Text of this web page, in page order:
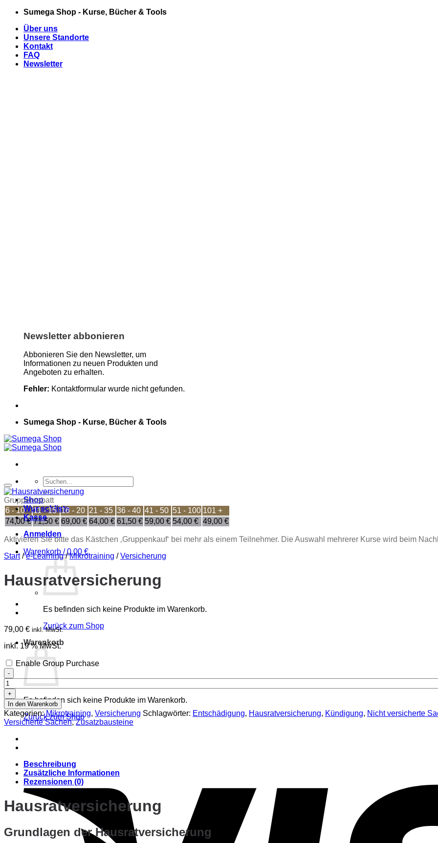
Zum
springen
Sumega Shop - Kurse, Bücher & Tools
Über uns
Unsere Standorte
Kontakt
FAQ
Newsletter
Newsletter abbonieren
Abbonieren Sie den Newsletter, um
Informationen zu neuen Produkten und
Angeboten zu erhalten.
Fehler: Kontaktformular wurde nicht gefunden.
Sumega Shop - Kurse, Bücher & Tools
Suchen
nach:
Shop
Wunschliste
Kasse
Anmelden
Warenkorb /0,00 €
Es befinden sich keine Produkte im Warenkorb.
Zurück zum Shop
Warenkorb
Es befinden sich keine Produkte im Warenkorb.
Zurück zum Shop
Gruppenrabatt
6 - 10
11 - 15 16 - 20 21 - 35 36 - 40 41 - 50 51 - 100 101 +
74,00€ 71,50 € 69,00 € 64,00 € 61,50 € 59,00 € 54,00 € 49,00 €
Aktivieren Sie bitte das Kästchen ‚Gruppenkauf‘ bei mehr als einem Teilnehmer. Die Auswahl mehrerer Kurse wird beim
Start / e-Learning / Mikrotraining / Versicherung
Hausratversicherung
79,00 € inkl. MwSt.
inkl. 19 % MwSt.
Enable Group Purchase
Hausratversicherung
Menge
In den Warenkorb
Kategorien:Mikrotraining, Versicherung Schlagwörter: Entschädigung, Hausratversicherung, Kündigung, Nicht versicherte
Versicherte Sachen,Zusatzbausteine
Beschreibung
Zusätzliche Informationen
Rezensionen (0)
Hausratversicherung
Grundlagen der Hausratversicherung